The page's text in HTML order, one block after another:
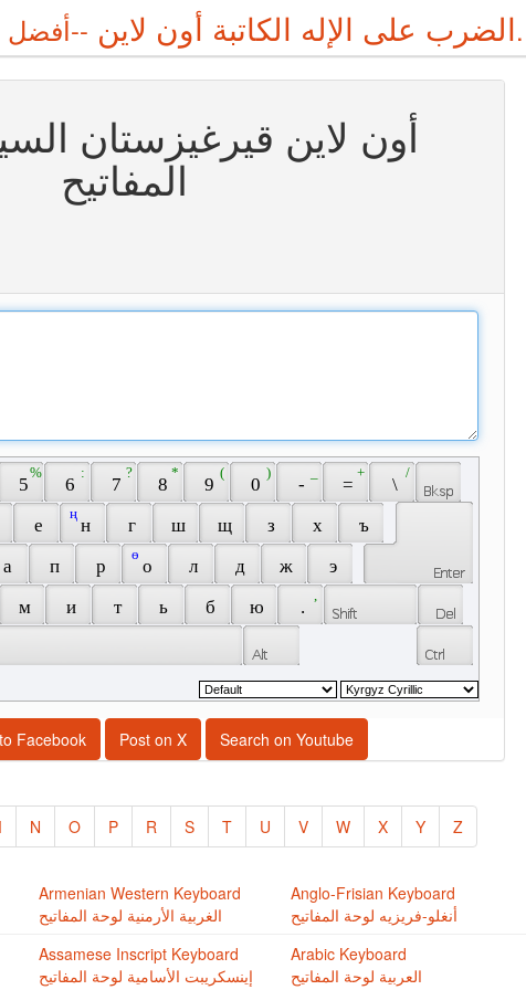
الضرب على الإله الكاتبة أون لاين--أفضل متعددة اللغات على الإنترنت لوحة المفاتيح.
أون لاين قيرغيزستان
المفاتيح
5
%
6
:
7
?
8
*
9
(
0
)
- =
+
\
/
е н
ң
г ш щ з х
ъ
а п р о
ө
л д ж
э
м и т ь б ю .
,
Facebook Post on X Search on Youtube
N O P R S T U V W X Y Z
Armenian Western Keyboard
الغربية اﻷرمنية لوحة المفاتيح
Anglo-Frisian Keyboard
أنغلو-فريزيه لوحة المفاتيح
Assamese Inscript Keyboard
إينسكريبت اﻷسامية لوحة المفاتيح
Arabic Keyboard
العربية لوحة المفاتيح